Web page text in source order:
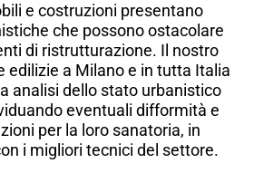
e costruzioni presentano
che possono ostacolare
di ristrutturazione. Il nostro
edilizie a Milano e in tutta Italia
analisi dello stato urbanistico
eventuali difformità e
per la loro sanatoria, in
i migliori tecnici del settore.